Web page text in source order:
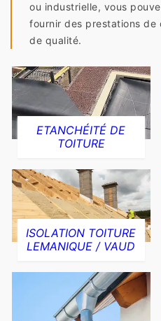
ou industrielle, vous
fournir des prestations de
de qualité.
ETANCHÉITÉ DE
TOITURE
ISOLATION TOITURE
LEMANIQUE / VAUD